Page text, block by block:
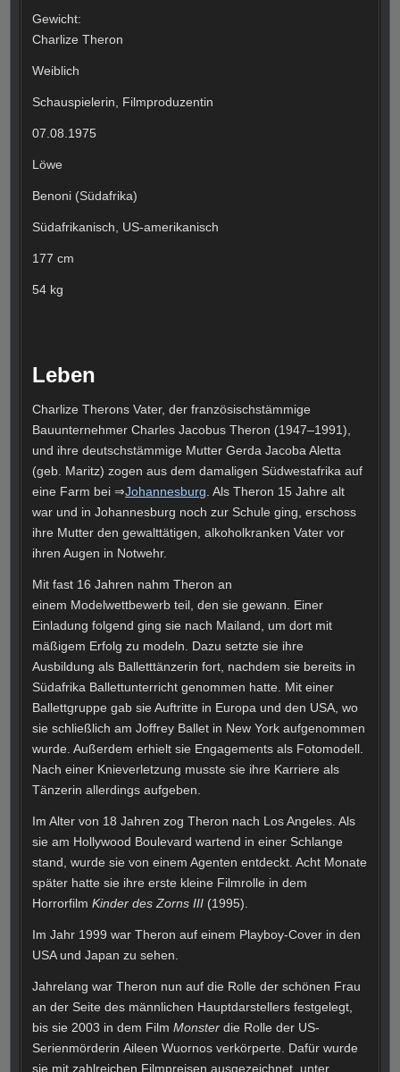
Gewicht:
Charlize Theron
Weiblich
Schauspielerin, Filmproduzentin
07.08.1975
Löwe
Benoni (Südafrika)
Südafrikanisch, US-amerikanisch
177 cm
54 kg
Leben
Charlize Therons Vater, der französischstämmige
Bauunternehmer Charles Jacobus Theron (1947–1991),
und ihre deutschstämmige Mutter Gerda Jacoba Aletta
(geb. Maritz) zogen aus dem damaligen Südwestafrika auf
eine Farm bei ⇒Johannesburg . Als Theron 15 Jahre alt
war und in Johannesburg noch zur Schule ging, erschoss
ihre Mutter den gewalttätigen, alkoholkranken Vater vor
ihren Augen in Notwehr.
Mit fast 16 Jahren nahm Theron an
einem Modelwettbewerb teil, den sie gewann. Einer
Einladung folgend ging sie nach Mailand, um dort mit
mäßigem Erfolg zu modeln. Dazu setzte sie ihre
Ausbildung als Balletttänzerin fort, nachdem sie bereits in
Südafrika Ballettunterricht genommen hatte.
Mit einer
Ballettgruppe gab sie Auftritte in Europa und den USA, wo
sie schließlich am Joffrey Ballet in New York aufgenommen
wurde. Außerdem erhielt sie Engagements als Fotomodell.
Nach einer Knieverletzung musste sie ihre Karriere als
Tänzerin allerdings aufgeben.
Im Alter von 18 Jahren zog Theron nach Los Angeles. Als
sie am Hollywood Boulevard wartend in einer Schlange
stand, wurde sie von einem Agenten entdeckt. Acht Monate
später hatte sie ihre erste kleine Filmrolle in dem
HorrorfilmKinder des Zorns III (1995).
Im Jahr 1999 war Theron auf einem Playboy-Cover in den
USA und Japan zu sehen.
Jahrelang war Theron nun auf die Rolle der schönen Frau
an der Seite des männlichen Hauptdarstellers festgelegt,
bis sie 2003 in dem FilmMonster die Rolle der US-
Serienmörderin Aileen Wuornos verkörperte. Dafür wurde
sie mit zahlreichen Filmpreisen ausgezeichnet, unter